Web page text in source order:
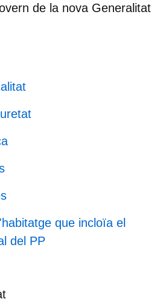
de la nova Generalitat
que incloïa el
del PP